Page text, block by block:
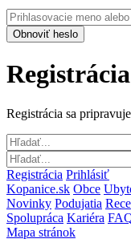
Registrácia
Registrácia sa
Registrácia Prihlásiť
Kopanice.sk Obce
Novinky Podujatia
Spolupráca Kariéra
Mapa stránok